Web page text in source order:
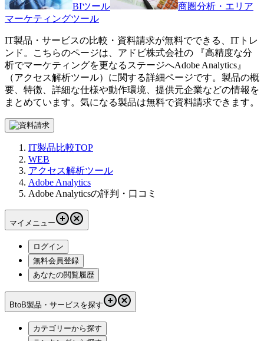
BIツール
商圏分析・エリア
マーケティングツール
IT製品・サービスの比較・資料請求が無料でできる、ITトレ
ンド。こちらのページは、 アドビ株式会社の 『高精度な分
析でマーケティングを更なるステージへAdobe Analytics 』
（アクセス解析ツール）に関する詳細ページです。製品の概
要、特徴、詳細な仕様や動作環境、提供元企業などの情報を
まとめています。気になる製品は無料で資料請求できます。
IT製品比較TOP
WEB
アクセス解析ツール
Adobe Analytics
Adobe Analyticsの評判・口コミ
マイメニュー
ログイン
無料会員登録
あなたの閲覧履歴
BtoB製品・サービスを探す
カテゴリーから探す